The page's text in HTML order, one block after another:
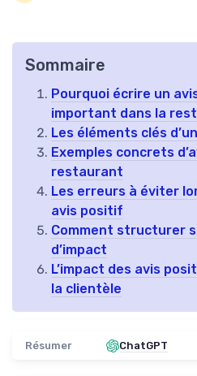
Sommaire
Pourquoi écrire un
important dans la
Les éléments clés
Exemples concrets
restaurant
Les erreurs à éviter
avis positif
Comment structurer
d’impact
L’impact des avis
la clientèle
Résumer ChatGPT